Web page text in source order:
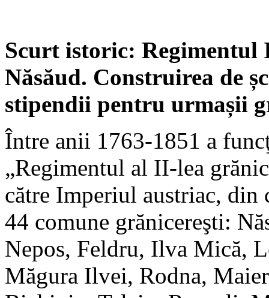
Scurt istoric: Regimentul
Năsăud. Construirea de
stipendii pentru urmașii
Între anii 1763-1851 a
„Regimentul al II-lea
către Imperiul austriac, din
44 comune grănicereşti:
Nepos, Feldru, Ilva Mică,
Măgura Ilvei, Rodna,